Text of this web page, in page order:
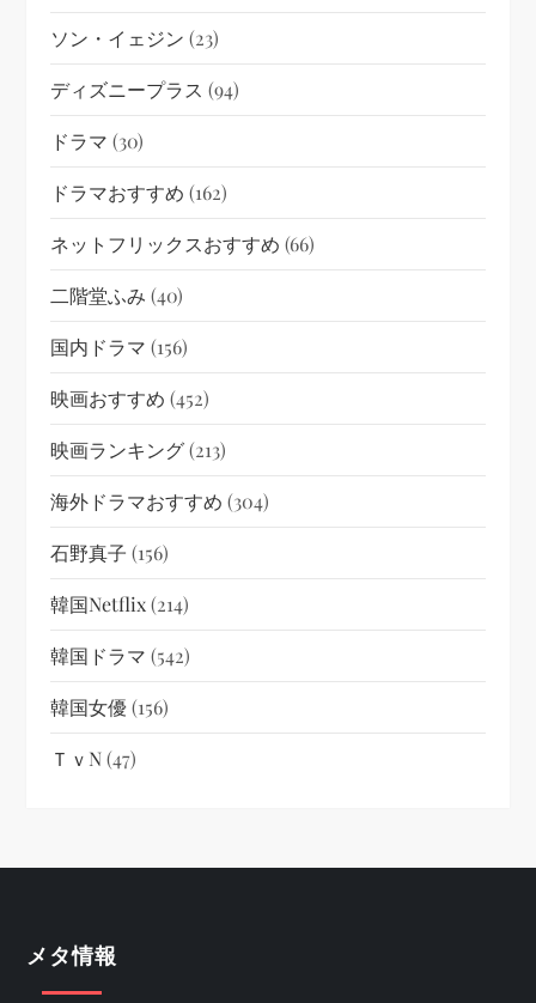
ソン・イェジン (23)
ディズニープラス (94)
ドラマ (30)
ドラマおすすめ (162)
ネットフリックスおすすめ (66)
二階堂ふみ (40)
国内ドラマ (156)
映画おすすめ (452)
映画ランキング(213)
海外ドラマおすすめ (304)
石野真子 (156)
韓国netflix(214)
韓国ドラマ (542)
韓国女優(156)
ＴｖN(47)
メタ情報